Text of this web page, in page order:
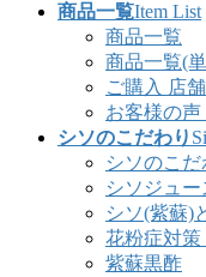
商品一覧Item List
商品一覧
商品一覧(
ご購入 店
お客様の声
シソのこだわり
シソのこだ
シソジュー
シソ(紫蘇)
花粉症対策
紫蘇黒酢